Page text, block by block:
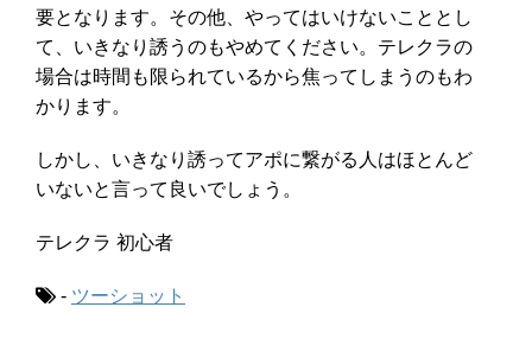
要となります。その他、やってはいけないこととし
て、いきなり誘うのもやめてください。テレクラの
場合は時間も限られているから焦ってしまうのもわ
かります。
しかし、いきなり誘ってアポに繋がる人はほとんど
いないと言って良いでしょう。
テレクラ 初心者
- ツーショット